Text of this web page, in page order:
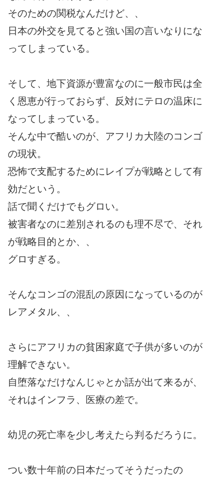
そのための関税なんだけど、、
日本の外交を見てると強い国の言いなりにな
ってしまっている。
そして、地下資源が豊富なのに一般市民は全
く恩恵が行っておらず、反対にテロの温床に
なってしまっている。
そんな中で酷いのが、アフリカ大陸のコンゴ
の現状。
恐怖で支配するためにレイプが戦略として有
効だという。
話で聞くだけでもグロい。
被害者なのに差別されるのも理不尽で、それ
が戦略目的とか、、
グロすぎる。
そんなコンゴの混乱の原因になっているのが
レアメタル、、
さらにアフリカの貧困家庭で子供が多いのが
理解できない。
自堕落なだけなんじゃとか話が出て来るが、
それはインフラ、医療の差で。
幼児の死亡率を少し考えたら判るだろうに。
つい数十年前の日本だってそうだったの